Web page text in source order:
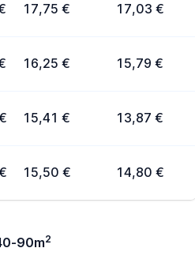
17,75 € 17,03 €
16,25 € 15,79 €
15,41 € 13,87 €
15,50 € 14,80 €
90m2